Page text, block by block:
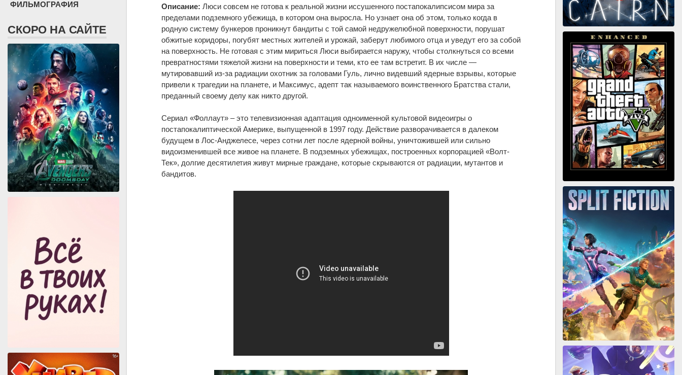
ФИЛЬМОГРАФИЯ
СКОРО НА САЙТЕ
Описание: Люси совсем не готова к реальной жизни иссушенного постапокалипсисом мира за
пределами подземного убежища, в котором она выросла. Но узнает она об этом, только когда в
родную систему бункеров проникнут бандиты с той самой недружелюбной поверхности, порушат
обжитые коридоры, погубят местных жителей и урожай, заберут любимого отца и уведут его за собой
на поверхность. Не готовая с этим мириться Люси выбирается наружу, чтобы столкнуться со всеми
превратностями тяжелой жизни на поверхности и теми, кто ее там встретит. В их числе —
мутировавший из-за радиации охотник за головами Гуль, лично видевший ядерные взрывы, которые
привели к трагедии на планете, и Максимус, адепт так называемого воинственного Братства стали,
преданный своему делу как никто другой.
Сериал «Фоллаут» – это телевизионная адаптация одноименной культовой видеоигры о
постапокалиптической Америке, выпущенной в 1997 году. Действие разворачивается в далеком
будущем в Лос-Анджелесе, через сотни лет после ядерной войны, уничтожившей или сильно
видоизменившей все живое на планете. В подземных убежищах, построенных корпорацией «Волт-
Тек», долгие десятилетия живут мирные граждане, которые скрываются от радиации, мутантов и
бандитов.